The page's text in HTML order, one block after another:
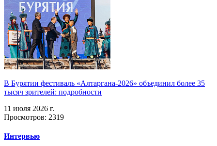
В Бурятии фестиваль «Алтаргана-2026» объединил более 35
тысяч зрителей: подробности
11 июля 2026 г.
Просмотров: 2319
Интервью